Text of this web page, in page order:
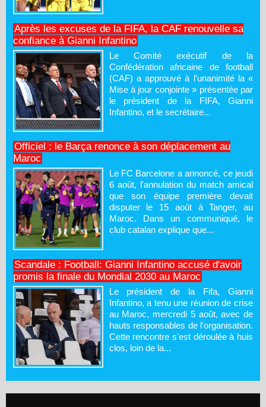
Après les excuses de la FIFA, la CAF renouvelle sa
confiance à Gianni Infantino
Le Comité exécutif de la
Confédération africaine de football
(CAF) a approuvé à l'unanimité la «
Mise à jour conjointe » présentée par
le président de la FIFA, Gianni
Infantino, et le secrétaire...
Officiel : le Barça renonce à son déplacement au
Maroc
Le FC Barcelone a annoncé, ce jeudi
6 août, l'annulation du match amical
que son équipe première devait
disputer le 15 août à Tanger, au
Maroc. Dans un communiqué, le
club catalan explique que...
Scandale : Football: Gianni Infantino accusé d'avoir
promis la finale du Mondial 2030 au Maroc
Le président de la Fifa, Gianni
Infantino, a tenu une réunion de crise
au Maroc, mercredi 5 août, avec de
hauts responsables de l'organisation.
Cette rencontre s'est déroulée à huis
clos, loin de la...